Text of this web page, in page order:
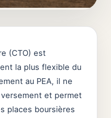
(CTO) est
la plus flexible du
au PEA, il ne
et permet
places boursières